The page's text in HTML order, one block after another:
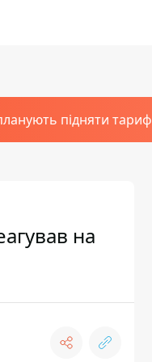
підняти тариф
на